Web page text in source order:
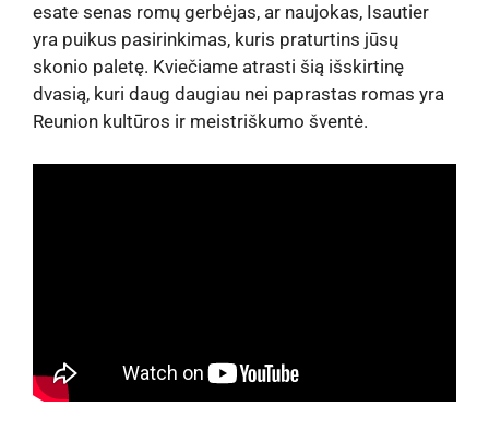
esate senas romų gerbėjas, ar naujokas, Isautier
yra puikus pasirinkimas, kuris praturtins jūsų
skonio paletę. Kviečiame atrasti šią išskirtinę
dvasią, kuri daug daugiau nei paprastas romas yra
Reunion kultūros ir meistriškumo šventė.